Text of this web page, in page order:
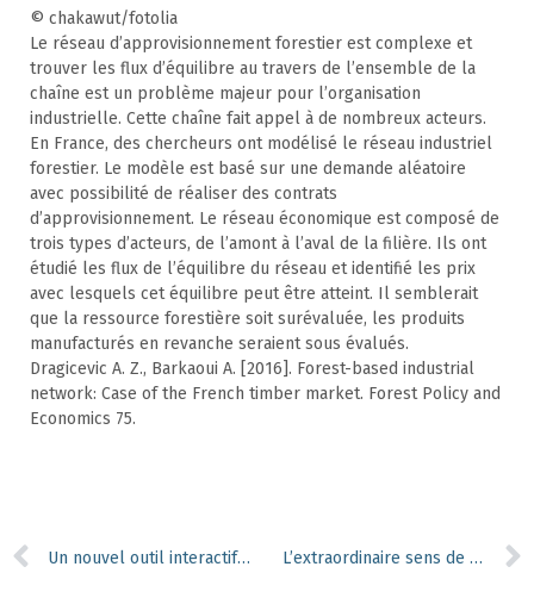
© chakawut/fotolia
Le réseau d’approvisionnement forestier est complexe et
trouver les flux d’équilibre au travers de l’ensemble de la
chaîne est un problème majeur pour l’organisation
industrielle. Cette chaîne fait appel à de nombreux acteurs.
En France, des chercheurs ont modélisé le réseau industriel
forestier. Le modèle est basé sur une demande aléatoire
avec possibilité de réaliser des contrats
d’approvisionnement. Le réseau économique est composé de
trois types d’acteurs, de l’amont à l’aval de la filière. Ils ont
étudié les flux de l’équilibre du réseau et identifié les prix
avec lesquels cet équilibre peut être atteint. Il semblerait
que la ressource forestière soit surévaluée, les produits
manufacturés en revanche seraient sous évalués.
Dragicevic A. Z., Barkaoui A. [2016]. Forest-based industrial
network: Case of the French timber market. Forest Policy and
Economics 75.
Un nouvel outil interactif pour explorer l’arbre des espèces L’extraordinaire sens de l’orientation des fourmis